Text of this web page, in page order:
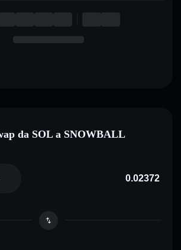
da SOL a SNOWBALL